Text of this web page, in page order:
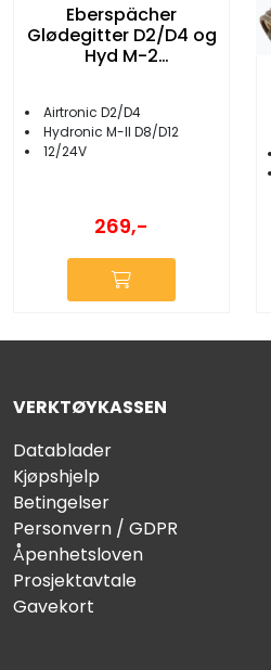
Eberspächer
Glødegitter D2/D4 og
Hyd M-2
Airtronic D2/D4
Hydronic M-II D8/D12
12/24V
269,-
VERKTØYKASSEN
Datablader
Kjøpshjelp
Betingelser
Personvern / GDPR
Åpenhetsloven
Prosjektavtale
Gavekort